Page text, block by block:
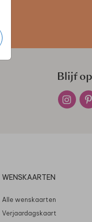
Blijf
WENSKAARTEN
Alle wenskaarten
Verjaardagskaart